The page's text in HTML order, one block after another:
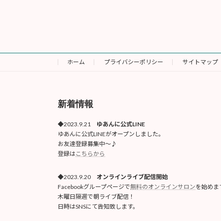
ホーム プライバシーポリシー サイトマップ
新着情報
◆2023.9.21 ゆあんに公式LINE
ゆあんに公式LINEがオープンしました。
お友達登録募集中〜♪
登録はこちらから
◆2023.9.20 オンラインライブ配信開始
Facebookグループページで無料のオンラインサロンを始めま
木曜日隔週で朝ライブ配信！
日時はSNSにて告知致します。